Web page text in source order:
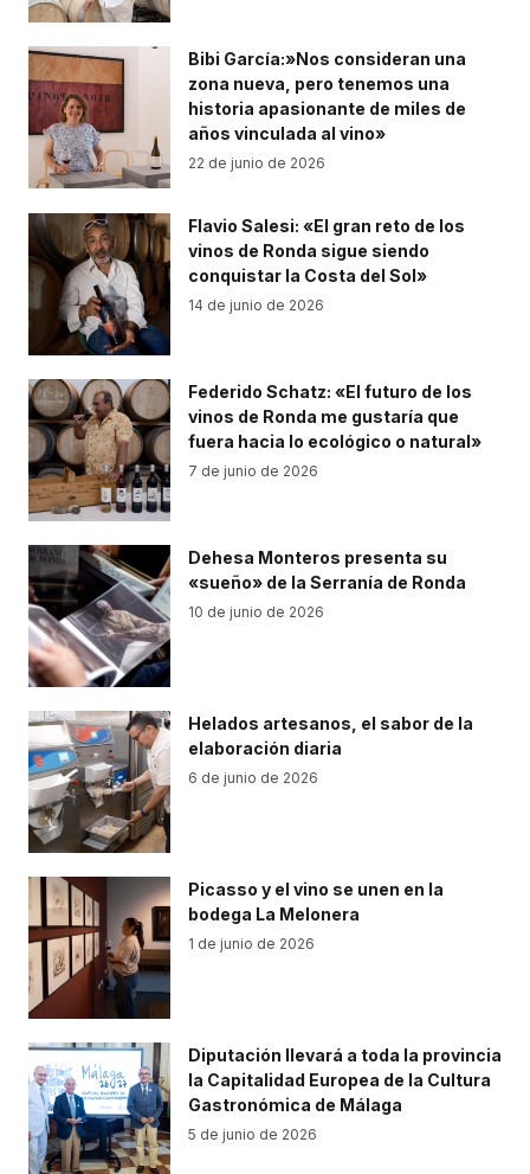
Bibi García:»Nos consideran una
zona nueva, pero tenemos una
historia apasionante de miles de
años vinculada al vino»
22 de junio de 2026
Flavio Salesi: «El gran reto de los
vinos de Ronda sigue siendo
conquistar la Costa del Sol»
14 de junio de 2026
Federido Schatz: «El futuro de los
vinos de Ronda me gustaría que
fuera hacia lo ecológico o natural»
7 de junio de 2026
Dehesa Monteros presenta su
«sueño» de la Serranía de Ronda
10 de junio de 2026
Helados artesanos, el sabor de la
elaboración diaria
6 de junio de 2026
Picasso y el vino se unen en la
bodega La Melonera
1 de junio de 2026
Diputación llevará a toda la provincia
la Capitalidad Europea de la Cultura
Gastronómica de Málaga
5 de junio de 2026